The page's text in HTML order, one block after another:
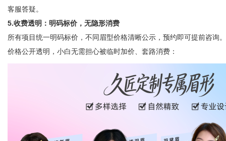
客服答疑。
5.收费透明：明码标价，无隐形消费
所有项目统一明码标价，不同眉型价格清晰公示，预约即可提前咨询
价格公开透明，小白无需担心被临时加价、套路消费 ：